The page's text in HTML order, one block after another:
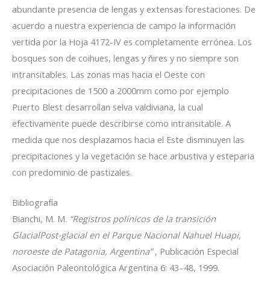
abundante presencia de lengas y extensas forestaciones. De
acuerdo a nuestra experiencia de campo la información
vertida por la Hoja 4172-IV es completamente errónea. Los
bosques son de coihues, lengas y ñires y no siempre son
intransitables. Las zonas mas hacia el Oeste con
precipitaciones de 1500 a 2000mm como por ejemplo
Puerto Blest desarrollan selva valdiviana, la cual
efectivamente puede describirse como intransitable. A
medida que nos desplazamos hacia el Este disminuyen las
precipitaciones y la vegetación se hace arbustiva y esteparia
con predominio de pastizales.
Bibliografía
Bianchi, M. M. “Registros polínicos de la transición
GlacialPost-glacial en el Parque Nacional Nahuel Huapi,
noroeste de Patagonia, Argentina”, Publicación Especial
Asociación Paleontológica Argentina 6: 43–48, 1999.